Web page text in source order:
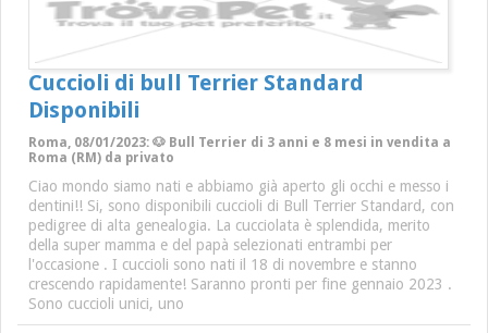
Cuccioli di bull Terrier Standard
Disponibili
Roma, 08/01/2023: 🐶 Bull Terrier di 3 anni e 8 mesi in vendita a
Roma (RM) da privato
Ciao mondo siamo nati e abbiamo già aperto gli occhi e messo i
dentini!! Si, sono disponibili cuccioli di Bull Terrier Standard, con
pedigree di alta genealogia. La cucciolata è splendida, merito
della super mamma e del papà selezionati entrambi per
l'occasione . I cuccioli sono nati il 18 di novembre e stanno
crescendo rapidamente! Saranno pronti per fine gennaio 2023 .
Sono cuccioli unici, uno